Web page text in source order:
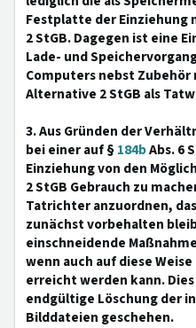
Festplatte der Einziehung
2 StGB. Dagegen ist eine
Lade- und
Computers nebst Zubehör
Alternative 2 StGB als
3. Aus Gründen der
bei einer auf §184bAbs. 6
Einziehung von den
2 StGB Gebrauch zu
Tatrichter anzuordnen,
zunächst vorbehalten
einschneidende
wenn auch auf diese
erreicht werden kann.
endgültige Löschung der
Bilddateien geschehen.